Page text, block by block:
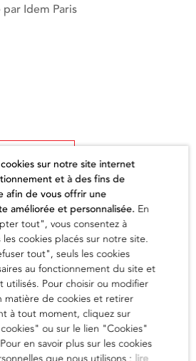
Idem Paris
sur notre site internet
et à des fins de
afin de vous offrir une
améliorée et personnalisée. En
tout", vous consentez à
cookies placés sur notre site.
tout", seuls les cookies
au fonctionnement du site et
utilisés. Pour choisir ou modifier
matière de cookies et retirer
à tout moment, cliquez sur
ou sur le lien "Cookies"
en savoir plus sur les cookies